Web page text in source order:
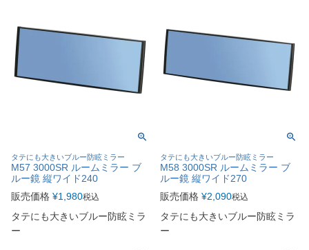
タテにも大きいブルー防眩ミラー
M57 3000SR ルームミラー ブ
ルー鏡 縦ワイド240
販売価格 ¥1,980税込
タテにも大きいブルー防眩ミラ
ー
タテにも大きいブルー防眩ミラー
M58 3000SR ルームミラー ブ
ルー鏡 縦ワイド270
販売価格 ¥2,090税込
タテにも大きいブルー防眩ミラ
ー